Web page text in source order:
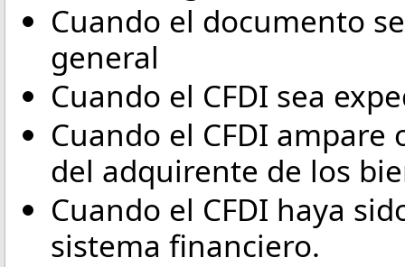
Cuando el documento
general
Cuando el CFDI sea
Cuando el CFDI
del adquirente de los
Cuando el CFDI haya
sistema financiero.